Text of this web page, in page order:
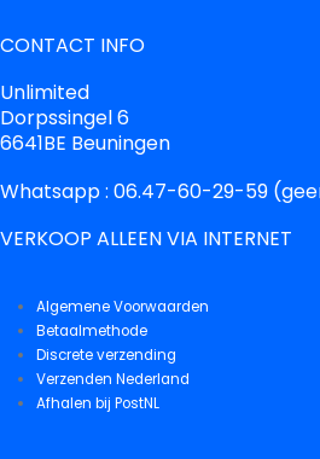
CONTACT INFO
Unlimited
Dorpssingel 6
6641BE Beuningen
Whatsapp : 06.47-60-29-59
VERKOOP ALLEEN VIA INTERNET
Algemene Voorwaarden
Betaalmethode
Discrete verzending
Verzenden Nederland
Afhalen bij PostNL